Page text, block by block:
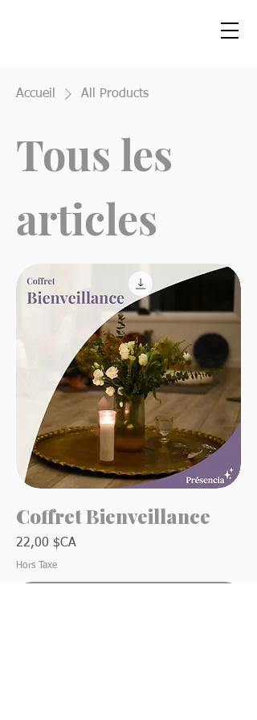
Accueil All Products
Tous les
articles
Coffret Bienveillance
Prix
22,00 $CA
Hors Taxe